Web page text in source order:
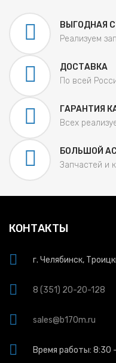
ВЫГОДНАЯ
Реализуем
ДОСТАВКА
По всей
ГАРАНТИЯ
Всех
БОЛЬШОЙ
Запчастей и
КОНТАКТЫ
г. Челябинск,
8 (351) 20-20-128
sales@b170m.ru
Время работы: 8:30